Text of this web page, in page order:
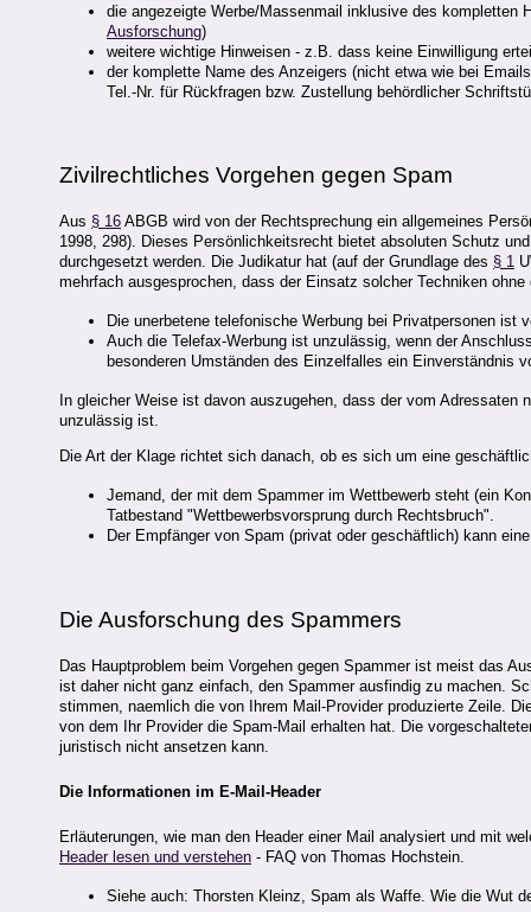
die angezeigte Werbe/Massenmail inklusive des kompletten
Ausforschung)
weitere wichtige Hinweisen - z.B. dass keine Einwilligung
der komplette Name des Anzeigers (nicht etwa wie bei
Tel.-Nr. für Rückfragen bzw. Zustellung behördlicher
Zivilrechtliches Vorgehen gegen Spam
Aus § 16 ABGB wird von der Rechtsprechung ein allgemeines
1998, 298). Dieses Persönlichkeitsrecht bietet absoluten Schutz
durchgesetzt werden. Die Judikatur hat (auf der Grundlage des § 1
mehrfach ausgesprochen, dass der Einsatz solcher Techniken
Die unerbetene telefonische Werbung bei Privatpersonen ist
Auch die Telefax-Werbung ist unzulässig, wenn der
besonderen Umständen des Einzelfalles ein Einverständnis
In gleicher Weise ist davon auszugehen, dass der vom
unzulässig ist.
Die Art der Klage richtet sich danach, ob es sich um eine
Jemand, der mit dem Spammer im Wettbewerb steht (ein
Tatbestand "Wettbewerbsvorsprung durch Rechtsbruch".
Der Empfänger von Spam (privat oder geschäftlich) kann
Die Ausforschung des Spammers
Das Hauptproblem beim Vorgehen gegen Spammer ist meist das
ist daher nicht ganz einfach, den Spammer ausfindig zu machen.
stimmen, naemlich die von Ihrem Mail-Provider produzierte Zeile.
von dem Ihr Provider die Spam-Mail erhalten hat. Die
juristisch nicht ansetzen kann.
Die Informationen im E-Mail-Header
Erläuterungen, wie man den Header einer Mail analysiert und mit
Header lesen und verstehen - FAQ von Thomas Hochstein.
Siehe auch: Thorsten Kleinz, Spam als Waffe. Wie die Wut